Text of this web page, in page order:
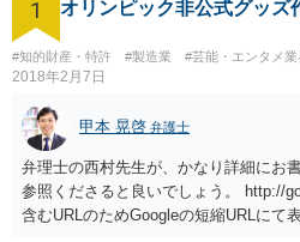
1 オリンピック非公式グッズ
#知的財産・特許 #製造業 #芸能・エンタメ業
2018年2月7日
甲本 晃啓 弁護士
弁理士の西村先生が、かなり詳細にお
参照くださると良いでしょう。
含むURLのためGoogleの短縮URLにて